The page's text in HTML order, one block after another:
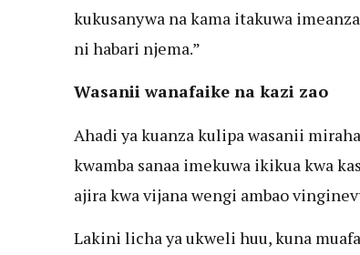
kukusanywa na kama itakuwa
ni habari njema.”
Wasanii wanafaike na kazi zao
Ahadi ya kuanza kulipa wasanii
kwamba sanaa imekuwa ikikua kwa
ajira kwa vijana wengi ambao
Lakini licha ya ukweli huu, kuna